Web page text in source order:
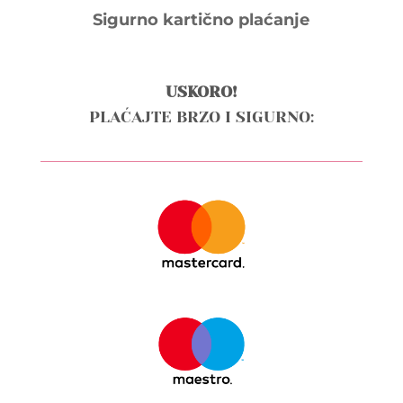
Sigurno kartično plaćanje
USKORO!
PLAĆAJTE BRZO I SIGURNO: